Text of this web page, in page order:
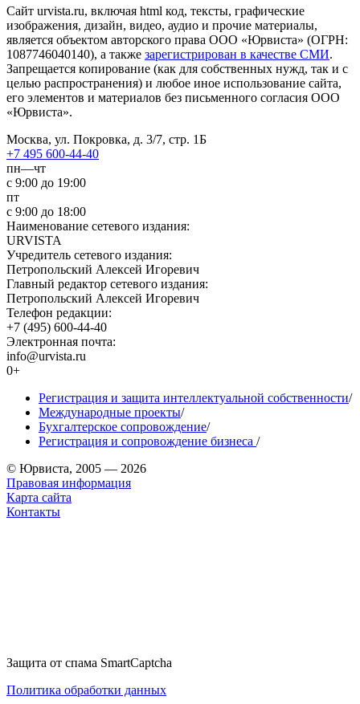
Сайт urvista.ru, включая html код, тексты, графические
изображения, дизайн, видео­, аудио­ и прочие материалы,
является объектом авторского права ООО «Юрвиста» (ОГРН:
1087746040140), а также зарегистрирован в качестве СМИ.
Запрещается копирование (как для собственных нужд, так и с
целью распространения) и любое иное использование сайта,
его элементов и материалов без письменного согласия ООО
«Юрвиста».
Москва, ул. Покровка, д. 3/7, стр. 1Б
+7 495 600-44-40
пн—чт
с 9:00 до 19:00
пт
с 9:00 до 18:00
Наименование сетевого издания:
URVISTA
Учредитель сетевого издания:
Петропольский Алексей Игоревич
Главный редактор сетевого издания:
Петропольский Алексей Игоревич
Телефон редакции:
+7 (495) 600-44-40
Электронная почта:
info@urvista.ru
0+
Регистрация и защита интеллектуальной собственности/
Международные проекты/
Бухгалтерское сопровождение/
Регистрация и сопровождение бизнеса /
© Юрвиста, 2005 — 2026
Правовая информация
Карта сайта
Контакты
Защита от спама SmartCaptcha
Политика обработки данных